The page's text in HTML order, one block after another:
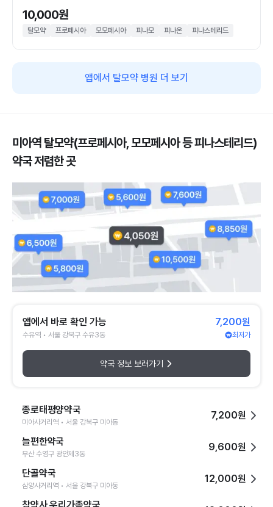
10,000원
탈모약 프로페시아 모모페시아 피나모 피나온 피나스테리드
앱에서 탈모약 병원 더 보기
미아역 탈모약(프로페시아, 모모페시아 등 피나스테리드)
약국 저렴한 곳
앱에서 바로 확인 가능
수유역 • 서울 강북구 수유3동
7,200원
최저가
약국 정보 보러가기
종로태평양약국
미아사거리역 • 서울 강북구 미아동
7,200원
늘편한약국
부산 수영구 광안제3동
9,600원
단골약국
삼양사거리역 • 서울 강북구 미아동
12,000원